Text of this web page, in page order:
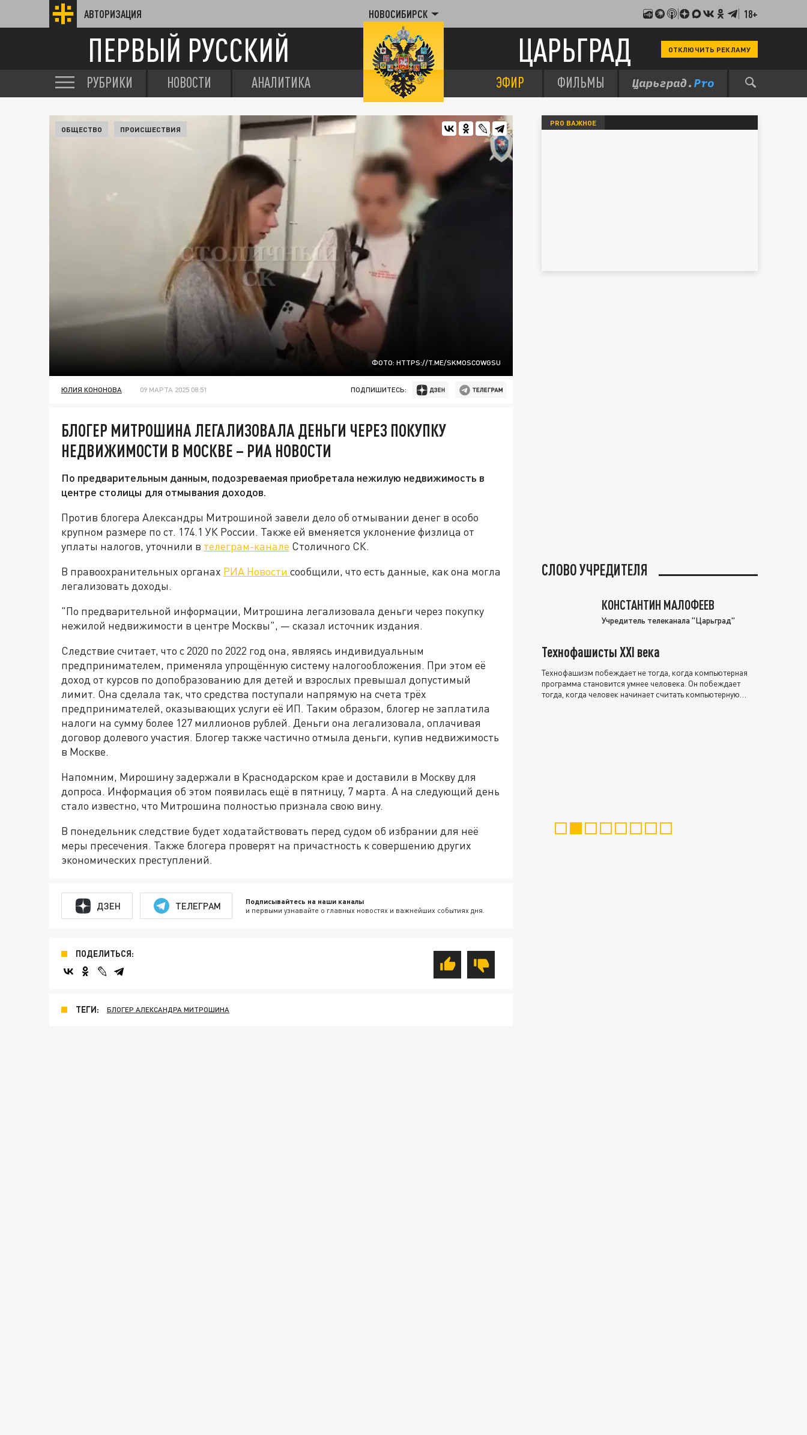
АВТОРИЗАЦИЯ НОВОСИБИРСК 18+
ПЕРВЫЙ РУССКИЙ ЦАРЬГРАД ОТКЛЮЧИТЬ РЕКЛАМУ
РУБРИКИ НОВОСТИ АНАЛИТИКА ЭФИР ФИЛЬМЫ
ФОТО: HTTPS://T.ME/SKMOSCOWGSU
ОБЩЕСТВО ПРОИСШЕСТВИЯ
ЮЛИЯ КОНОНОВА 09 МАРТА 2025 08:51 ПОДПИШИТЕСЬ:
БЛОГЕР МИТРОШИНА ЛЕГАЛИЗОВАЛА ДЕНЬГИ ЧЕРЕЗ ПОКУПКУ
НЕДВИЖИМОСТИ В МОСКВЕ – РИА НОВОСТИ
По предварительным данным, подозреваемая приобретала нежилую недвижимость в
центре столицы для отмывания доходов.
Против блогера Александры Митрошиной завели дело об отмывании денег в особо
крупном размере по ст. 174.1 УК России. Также ей вменяется уклонение физлица от
уплаты налогов, уточнили в телеграм-канале Столичного СК.
В правоохранительных органах РИА Новости сообщили, что есть данные, как она могла
легализовать доходы.
"По предварительной информации, Митрошина легализовала деньги через покупку
нежилой недвижимости в центре Москвы", — сказал источник издания.
Следствие считает, что с 2020 по 2022 год она, являясь индивидуальным
предпринимателем, применяла упрощённую систему налогообложения. При этом её
доход от курсов по допобразованию для детей и взрослых превышал допустимый
лимит. Она сделала так, что средства поступали напрямую на счета трёх
предпринимателей, оказывающих услуги её ИП. Таким образом, блогер не заплатила
налоги на сумму более 127 миллионов рублей. Деньги она легализовала, оплачивая
договор долевого участия. Блогер также частично отмыла деньги, купив недвижимость
в Москве.
Напомним, Мирошину задержали в Краснодарском крае и доставили в Москву для
допроса. Информация об этом появилась ещё в пятницу, 7 марта. А на следующий день
стало известно, что Митрошина полностью признала свою вину.
В понедельник следствие будет ходатайствовать перед судом об избрании для неё
меры пресечения. Также блогера проверят на причастность к совершению других
экономических преступлений.
ДЗЕН ТЕЛЕГРАМ Подписывайтесь на наши каналы
и первыми узнавайте о главных новостях и важнейших событиях дня.
ПОДЕЛИТЬСЯ:
ТЕГИ: БЛОГЕР АЛЕКСАНДРА МИТРОШИНА
PRO ВАЖНОЕ
СЛОВО УЧРЕДИТЕЛЯ
КОНСТАНТИН МАЛОФЕЕВ
Учредитель телеканала "Царьград"
Технофашисты XXI века
Технофашизм побеждает не тогда, когда компьютерная
программа становится умнее человека. Он побеждает
тогда, когда человек начинает считать компьютерную